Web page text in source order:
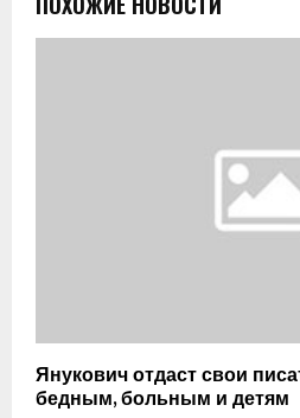
Янукович отдаст свои
бедным, больным и детям